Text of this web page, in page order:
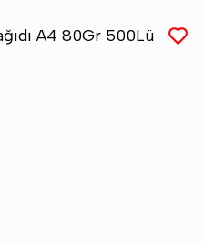
A4 80Gr 500Lü